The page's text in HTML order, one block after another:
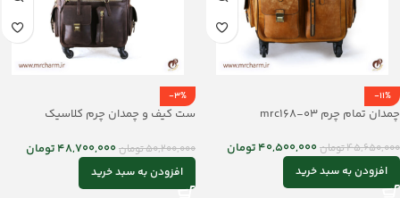
-11%
چمدان تمام چرم mrc168-03
45,650,000تومان40,500,000تومان
افزودن به سبد خرید
-3%
ست کیف و چمدان چرم کلاسیک
50,200,000تومان48,700,000تومان
افزودن به سبد خرید